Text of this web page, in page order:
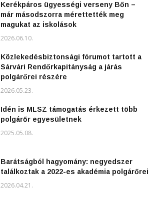
Kerékpáros ügyességi verseny Bőn –
már másodszorra mérettették meg
magukat az iskolások
2026.06.10.
Közlekedésbiztonsági fórumot tartott a
Sárvári Rendőrkapitányság a járás
polgárőrei részére
2026.05.23.
Idén is MLSZ támogatás érkezett több
polgárőr egyesületnek
2025.05.08.
Barátságból hagyomány: negyedszer
találkoztak a 2022-es akadémia polgárőrei
2026.04.21.